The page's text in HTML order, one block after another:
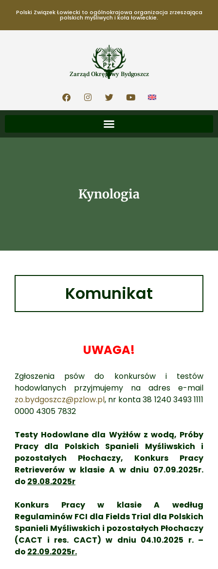
Polski Związek Łowiecki to ogólnokrajowa organizacja zrzeszająca
polskich myśliwych i koła łowieckie.
Zarząd Okręgowy Bydgoszcz
Kynologia
Komunikat
UWAGA!
Zgłoszenia psów do konkursów i testów
hodowlanych przyjmujemy na adres e-mail
zo.bydgoszcz@pzlow.pl, nr konta 38 1240 3493 1111
0000 4305 7832
Testy Hodowlane dla Wyżłów z wodą, Próby
Pracy dla Polskich Spanieli Myśliwskich i
pozostałych Płochaczy, Konkurs Pracy
Retrieverów w klasie A w dniu 07.09.2025r.
do 29.08.2025r
Konkurs Pracy w klasie A według
Regulaminów FCI dla Fields Trial dla Polskich
Spanieli Myśliwskich i pozostałych Płochaczy
(CACT i res. CACT) w dniu 04.10.2025 r. –
do 22.09.2025r.